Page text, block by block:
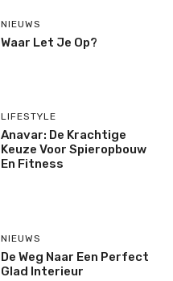
NIEUWS
Waar Let Je Op?
LIFESTYLE
Anavar: De Krachtige
Keuze Voor Spieropbouw
En Fitness
NIEUWS
De Weg Naar Een Perfect
Glad Interieur